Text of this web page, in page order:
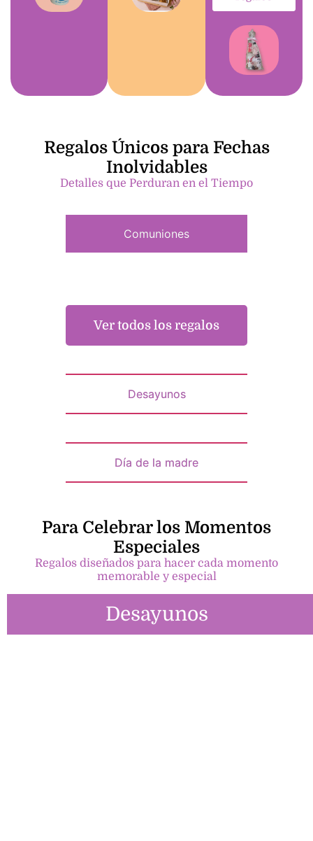
Regalos Únicos para Fechas
Inolvidables
Detalles que Perduran en el Tiempo
Comuniones
Desayunos
Día de la madre
Ver todos los regalos
Para Celebrar los Momentos
Especiales
Regalos diseñados para hacer cada momento
memorable y especial
Desayunos